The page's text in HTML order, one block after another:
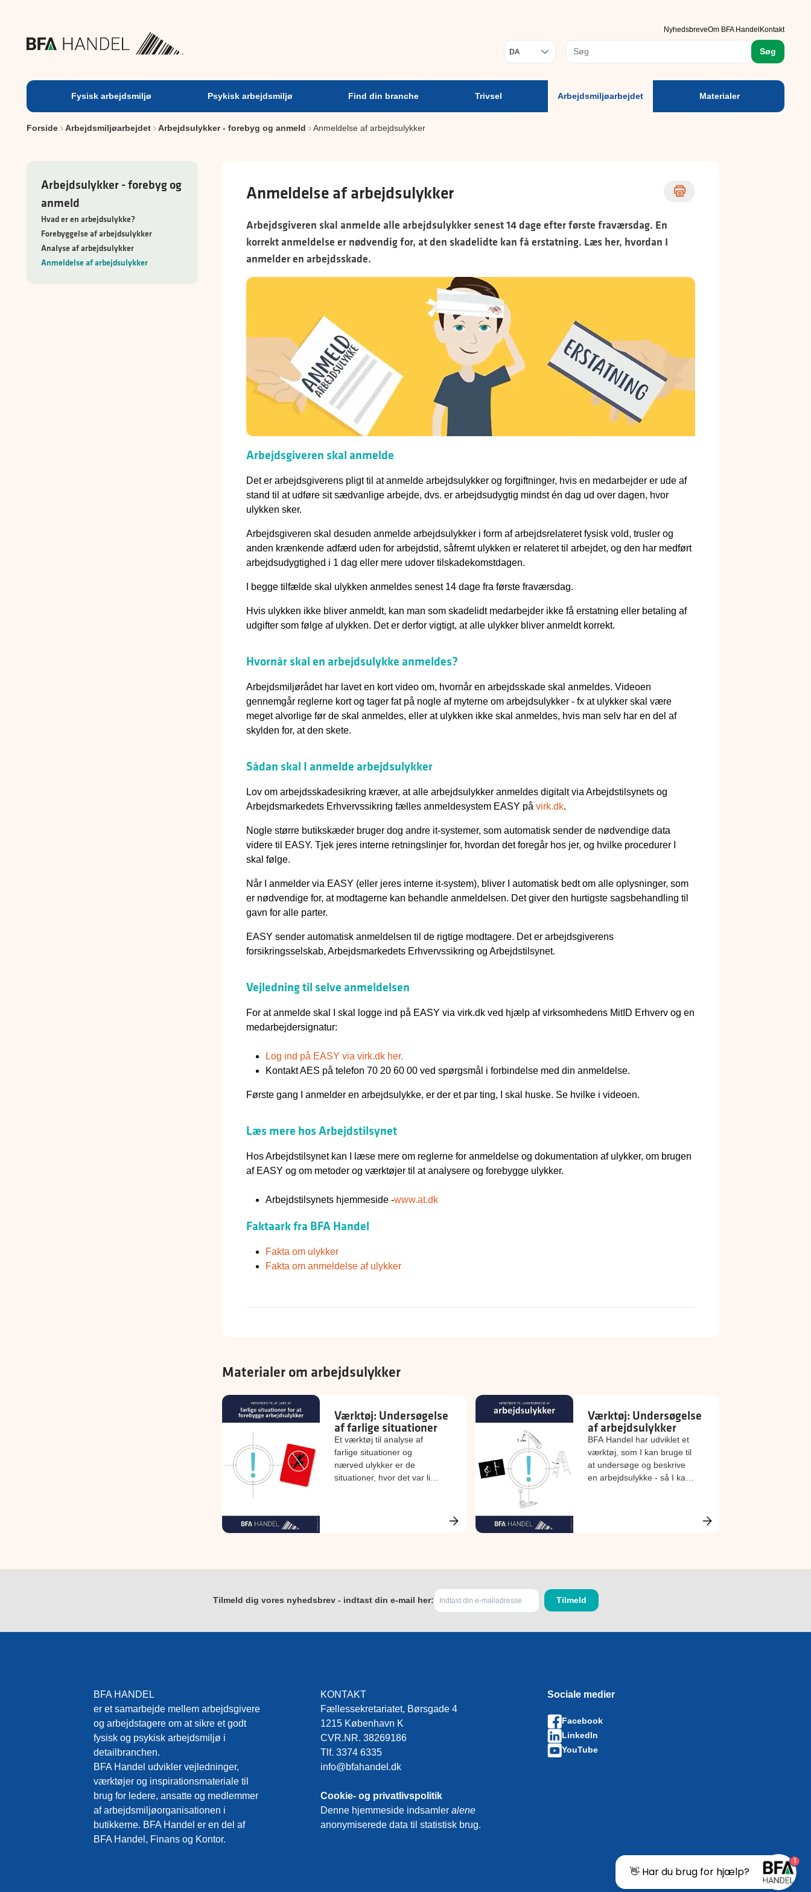
NyhedsbreveOm BFA Handel Kontakt
Vælg sprog Søg
Fysisk arbejdsmiljø Psykisk arbejdsmiljø Find din branche Trivsel Arbejdsmiljøarbejdet Materialer
Forside Arbejdsmiljøarbejdet Arbejdsulykker - forebyg og anmeld Anmeldelse af arbejdsulykker
Arbejdsulykker - forebyg og
anmeld
Hvad er en arbejdsulykke?
Forebyggelse af arbejdsulykker
Analyse af arbejdsulykker
Anmeldelse af arbejdsulykker
Anmeldelse af arbejdsulykker
Arbejdsgiveren skal anmelde alle arbejdsulykker senest 14 dage efter første fraværsdag. En
korrekt anmeldelse er nødvendig for, at den skadelidte kan få erstatning. Læs her, hvordan I
anmelder en arbejdsskade.
Arbejdsgiveren skal anmelde
Det er arbejdsgiverens pligt til at anmelde arbejdsulykker og forgiftninger, hvis en medarbejder er ude af
stand til at udføre sit sædvanlige arbejde, dvs. er arbejdsudygtig mindst én dag ud over dagen, hvor
ulykken sker.
Arbejdsgiveren skal desuden anmelde arbejdsulykker i form af arbejdsrelateret fysisk vold, trusler og
anden krænkende adfærd uden for arbejdstid, såfremt ulykken er relateret til arbejdet, og den har medført
arbejdsudygtighed i 1 dag eller mere udover tilskadekomstdagen.
I begge tilfælde skal ulykken anmeldes senest 14 dage fra første fraværsdag.
Hvis ulykken ikke bliver anmeldt, kan man som skadelidt medarbejder ikke få erstatning eller betaling af
udgifter som følge af ulykken. Det er derfor vigtigt, at alle ulykker bliver anmeldt korrekt.
Hvornår skal en arbejdsulykke anmeldes?
Arbejdsmiljørådet har lavet en kort video om, hvornår en arbejdsskade skal anmeldes. Videoen
gennemgår reglerne kort og tager fat på nogle af myterne om arbejdsulykker - fx at ulykker skal være
meget alvorlige før de skal anmeldes, eller at ulykken ikke skal anmeldes, hvis man selv har en del af
skylden for, at den skete.
Sådan skal I anmelde arbejdsulykker
Lov om arbejdsskadesikring kræver, at alle arbejdsulykker anmeldes digitalt via Arbejdstilsynets og
Arbejdsmarkedets Erhvervssikring fælles anmeldesystem EASY på virk.dk.
Nogle større butikskæder bruger dog andre it-systemer, som automatisk sender de nødvendige data
videre til EASY. Tjek jeres interne retningslinjer for, hvordan det foregår hos jer, og hvilke procedurer I
skal følge.
Når I anmelder via EASY (eller jeres interne it-system), bliver I automatisk bedt om alle oplysninger, som
er nødvendige for, at modtagerne kan behandle anmeldelsen. Det giver den hurtigste sagsbehandling til
gavn for alle parter.
EASY sender automatisk anmeldelsen til de rigtige modtagere. Det er arbejdsgiverens
forsikringsselskab, Arbejdsmarkedets Erhvervssikring og Arbejdstilsynet.
Vejledning til selve anmeldelsen
For at anmelde skal I skal logge ind på EASY via virk.dk ved hjælp af virksomhedens MitID Erhverv og en
medarbejdersignatur:
Log ind på EASY via virk.dk her.
Kontakt AES på telefon 70 20 60 00 ved spørgsmål i forbindelse med din anmeldelse.
Første gang I anmelder en arbejdsulykke, er der et par ting, I skal huske. Se hvilke i videoen.
Læs mere hos Arbejdstilsynet
Hos Arbejdstilsynet kan I læse mere om reglerne for anmeldelse og dokumentation af ulykker, om brugen
af EASY og om metoder og værktøjer til at analysere og forebygge ulykker.
Arbejdstilsynets hjemmeside -www.at.dk
Faktaark fra BFA Handel
Fakta om ulykker
Fakta om anmeldelse af ulykker
Materialer om arbejdsulykker
Værktøj: Undersøgelse
af farlige situationer
Et værktøj til analyse af
farlige situationer og
nærved ulykker er de
situationer, hvor det var lige
Værktøj: Undersøgelse
af arbejdsulykker
BFA Handel har udviklet et
værktøj, som I kan bruge til
at undersøge og beskrive
en arbejdsulykke - så I kan
Tilmeld dig vores nyhedsbrev - indtast din e-mail her:
BFA HANDEL
er et samarbejde mellem arbejdsgivere
og arbejdstagere om at sikre et godt
fysisk og psykisk arbejdsmiljø i
detailbranchen.
BFA Handel udvikler vejledninger,
værktøjer og inspirationsmateriale til
brug for ledere, ansatte og medlemmer
af arbejdsmiljøorganisationen i
butikkerne. BFA Handel er en del af
BFA Handel, Finans og Kontor.
KONTAKT
Fællessekretariatet, Børsgade 4
1215 København K
CVR.NR. 38269186
Tlf. 3374 6335
info@bfahandel.dk
Cookie- og privatlivspolitik
Denne hjemmeside indsamler alene
anonymiserede data til statistisk brug.
Sociale medier
Facebook
LinkedIn
YouTube
👋 Har du brug for hjælp?
1